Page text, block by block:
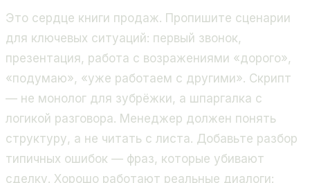
Это сердце книги продаж. Пропишите сценарии
для ключевых ситуаций: первый звонок,
презентация, работа с возражениями «дорого»,
«подумаю», «уже работаем с другими». Скрипт
— не монолог для зубрёжки, а шпаргалка с
логикой разговора. Менеджер должен понять
структуру, а не читать с листа. Добавьте разбор
типичных ошибок — фраз, которые убивают
сделку. Хорошо работают реальные диалоги: